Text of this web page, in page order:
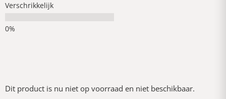
Verschrikkelijk
Dit product is nu niet op voorraad en niet beschikbaar.